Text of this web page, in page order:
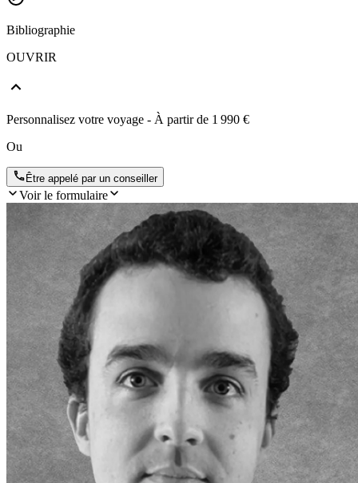
Bibliographie
OUVRIR
Personnalisez votre voyage - À partir de 1 990 €
Ou
Être appelé par un conseiller
Voir le formulaire